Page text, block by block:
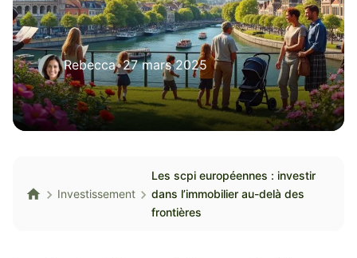
Rebecca•27 mars 2025
Investissement
Les scpi européennes : investir
dans l’immobilier au-delà des
frontières